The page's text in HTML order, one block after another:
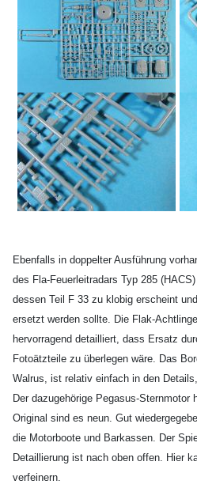
Ebenfalls in doppelter Ausführung
des Fla-Feuerleitradars Typ 285
dessen Teil F 33 zu klobig erscheint
ersetzt werden sollte. Die Flak-
hervorragend detailliert, dass Ersatz
Fotoätzteile zu überlegen wäre. Das
Walrus, ist relativ einfach in den
Der dazugehörige Pegasus-Sternmotor
Original sind es neun. Gut
die Motorboote und Barkassen. Der
Detaillierung ist nach oben offen. Hier
verfeinern.